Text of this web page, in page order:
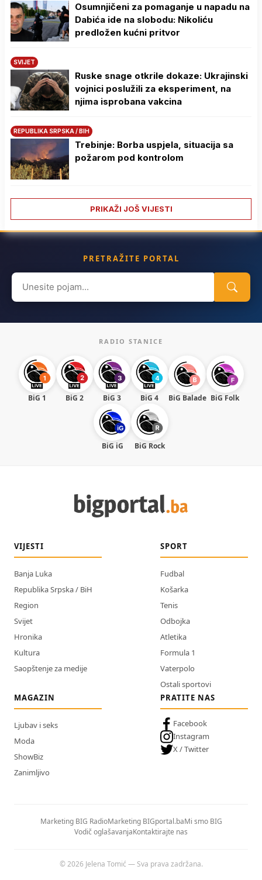
Osumnjičeni za pomaganje u napadu na
Dabića ide na slobodu: Nikoliću
predložen kućni pritvor
SVIJET
Ruske snage otkrile dokaze: Ukrajinski
vojnici poslužili za eksperiment, na
njima isprobana vakcina
REPUBLIKA SRPSKA / BIH
Trebinje: Borba uspjela, situacija sa
požarom pod kontrolom
PRIKAŽI JOŠ VIJESTI
PRETRAŽITE PORTAL
Search
for:
RADIO STANICE
BiG 1 BiG 2 BiG 3 BiG 4 BiG Balade BiG Folk
BiG iG BiG Rock
VIJESTI
Banja Luka
Republika Srpska / BiH
Region
Svijet
Hronika
Kultura
Saopštenje za medije
SPORT
Fudbal
Košarka
Tenis
Odbojka
Atletika
Formula 1
Vaterpolo
Ostali sportovi
MAGAZIN
Ljubav i seks
Moda
ShowBiz
Zanimljivo
PRATITE NAS
Facebook
Instagram
X / Twitter
Marketing BIG RadioMarketing BIGportal.baMi smo BIG
Vodič oglašavanjaKontaktirajte nas
© 2026 Jelena Tomić — Sva prava zadržana.